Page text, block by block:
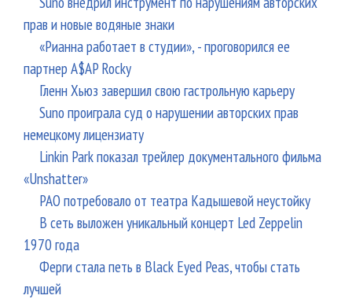
прав и новые водяные знаки
«Рианна работает в студии», - проговорился ее
партнер A$AP Rocky
Гленн Хьюз завершил свою гастрольную карьеру
Suno проиграла суд о нарушении авторских прав
немецкому лицензиату
Linkin Park показал трейлер документального фильма
«Unshatter»
РАО потребовало от театра Кадышевой неустойку
В сеть выложен уникальный концерт Led Zeppelin
1970 года
Ферги стала петь в Black Eyed Peas, чтобы стать
лучшей